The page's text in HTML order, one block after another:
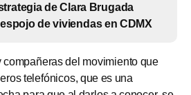
de Clara Brugada
de viviendas en CDMX
compañeras del movimiento que
telefónicos, que es una